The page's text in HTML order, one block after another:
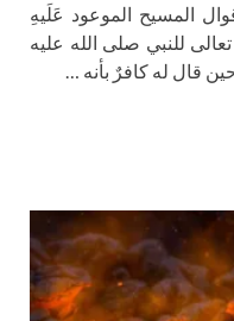
المسيح الموعود عَلَيهِ
للنبي صلى الله عليه
قال له كافرٌ بأنه …